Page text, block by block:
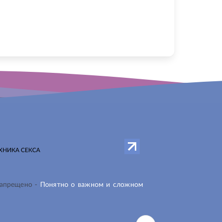
СЕКСА
- Понятно о важном и сложном